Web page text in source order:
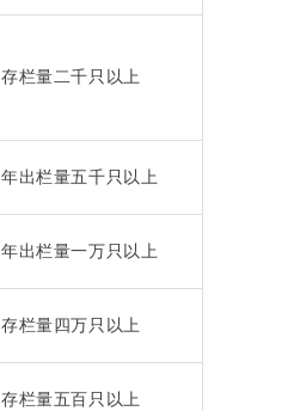
存栏量二千只以上
年出栏量五千只以上
年出栏量一万只以上
存栏量四万只以上
存栏量五百只以上